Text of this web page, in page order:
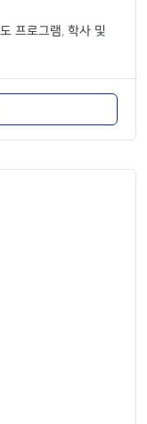
프로그램 학사 및